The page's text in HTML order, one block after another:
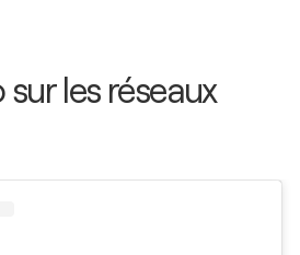
sur les réseaux